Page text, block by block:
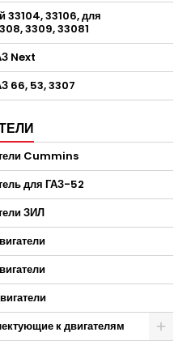
33104, 33106, для
3309, 33081
Next
66, 53, 3307
Cummins
для ГАЗ-52
ЗИЛ
к двигателям